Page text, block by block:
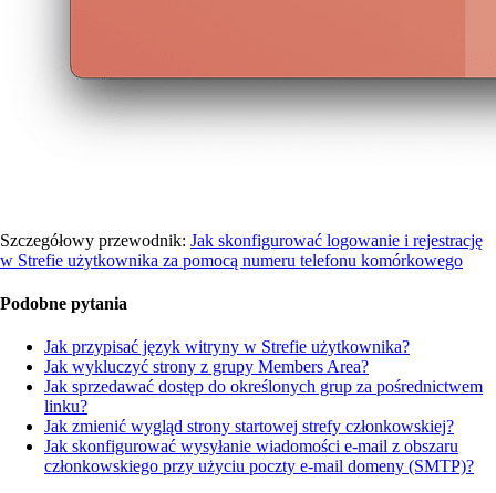
Szczegółowy przewodnik: Jak skonfigurować logowanie i rejestrację
w Strefie użytkownika za pomocą numeru telefonu komórkowego
Podobne pytania
Jak przypisać język witryny w Strefie użytkownika?
Jak wykluczyć strony z grupy Members Area?
Jak sprzedawać dostęp do określonych grup za pośrednictwem
linku?
Jak zmienić wygląd strony startowej strefy członkowskiej?
Jak skonfigurować wysyłanie wiadomości e-mail z obszaru
członkowskiego przy użyciu poczty e-mail domeny (SMTP)?